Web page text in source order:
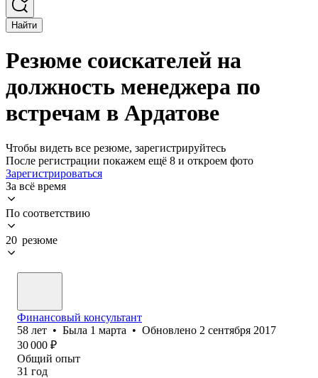
Найти
Резюме соискателей на
должность менеджера по
встречам в Ардатове
Чтобы видеть все резюме, зарегистрируйтесь
После регистрации покажем ещё 8 и откроем фото
Зарегистрироваться
За всё время
По соответствию
20 резюме
Финансовый консультант
58 лет • Была 1 марта • Обновлено 2 сентября 2017
30 000 ₽
Общий опыт
31 год